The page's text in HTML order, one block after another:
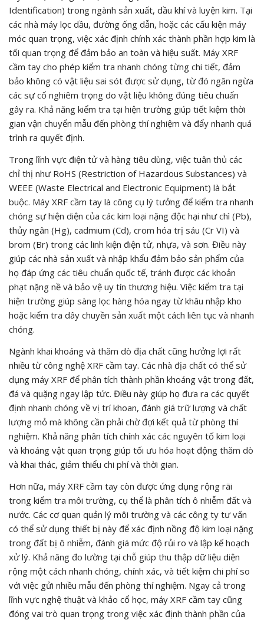
Identification) trong ngành sản xuất, dầu khí và luyện kim. Tại
các nhà máy lọc dầu, đường ống dẫn, hoặc các cấu kiện máy
móc quan trọng, việc xác định chính xác thành phần hợp kim là
tối quan trọng để đảm bảo an toàn và hiệu suất. Máy XRF
cầm tay cho phép kiểm tra nhanh chóng từng chi tiết, đảm
bảo không có vật liệu sai sót được sử dụng, từ đó ngăn ngừa
các sự cố nghiêm trọng do vật liệu không đúng tiêu chuẩn
gây ra. Khả năng kiểm tra tại hiện trường giúp tiết kiệm thời
gian vận chuyển mẫu đến phòng thí nghiệm và đẩy nhanh quá
trình ra quyết định.
Trong lĩnh vực điện tử và hàng tiêu dùng, việc tuân thủ các
chỉ thị như RoHS (Restriction of Hazardous Substances) và
WEEE (Waste Electrical and Electronic Equipment) là bắt
buộc. Máy XRF cầm tay là công cụ lý tưởng để kiểm tra nhanh
chóng sự hiện diện của các kim loại nặng độc hại như chì (Pb),
thủy ngân (Hg), cadmium (Cd), crom hóa trị sáu (Cr VI) và
brom (Br) trong các linh kiện điện tử, nhựa, và sơn. Điều này
giúp các nhà sản xuất và nhập khẩu đảm bảo sản phẩm của
họ đáp ứng các tiêu chuẩn quốc tế, tránh được các khoản
phạt nặng nề và bảo vệ uy tín thương hiệu. Việc kiểm tra tại
hiện trường giúp sàng lọc hàng hóa ngay từ khâu nhập kho
hoặc kiểm tra dây chuyền sản xuất một cách liên tục và nhanh
chóng.
Ngành khai khoáng và thăm dò địa chất cũng hưởng lợi rất
nhiều từ công nghệ XRF cầm tay. Các nhà địa chất có thể sử
dụng máy XRF để phân tích thành phần khoáng vật trong đất,
đá và quặng ngay lập tức. Điều này giúp họ đưa ra các quyết
định nhanh chóng về vị trí khoan, đánh giá trữ lượng và chất
lượng mỏ mà không cần phải chờ đợi kết quả từ phòng thí
nghiệm. Khả năng phân tích chính xác các nguyên tố kim loại
và khoáng vật quan trọng giúp tối ưu hóa hoạt động thăm dò
và khai thác, giảm thiểu chi phí và thời gian.
Hơn nữa, máy XRF cầm tay còn được ứng dụng rộng rãi
trong kiểm tra môi trường, cụ thể là phân tích ô nhiễm đất và
nước. Các cơ quan quản lý môi trường và các công ty tư vấn
có thể sử dụng thiết bị này để xác định nồng độ kim loại nặng
trong đất bị ô nhiễm, đánh giá mức độ rủi ro và lập kế hoạch
xử lý. Khả năng đo lường tại chỗ giúp thu thập dữ liệu diện
rộng một cách nhanh chóng, chính xác, và tiết kiệm chi phí so
với việc gửi nhiều mẫu đến phòng thí nghiệm. Ngay cả trong
lĩnh vực nghệ thuật và khảo cổ học, máy XRF cầm tay cũng
đóng vai trò quan trọng trong việc xác định thành phần của